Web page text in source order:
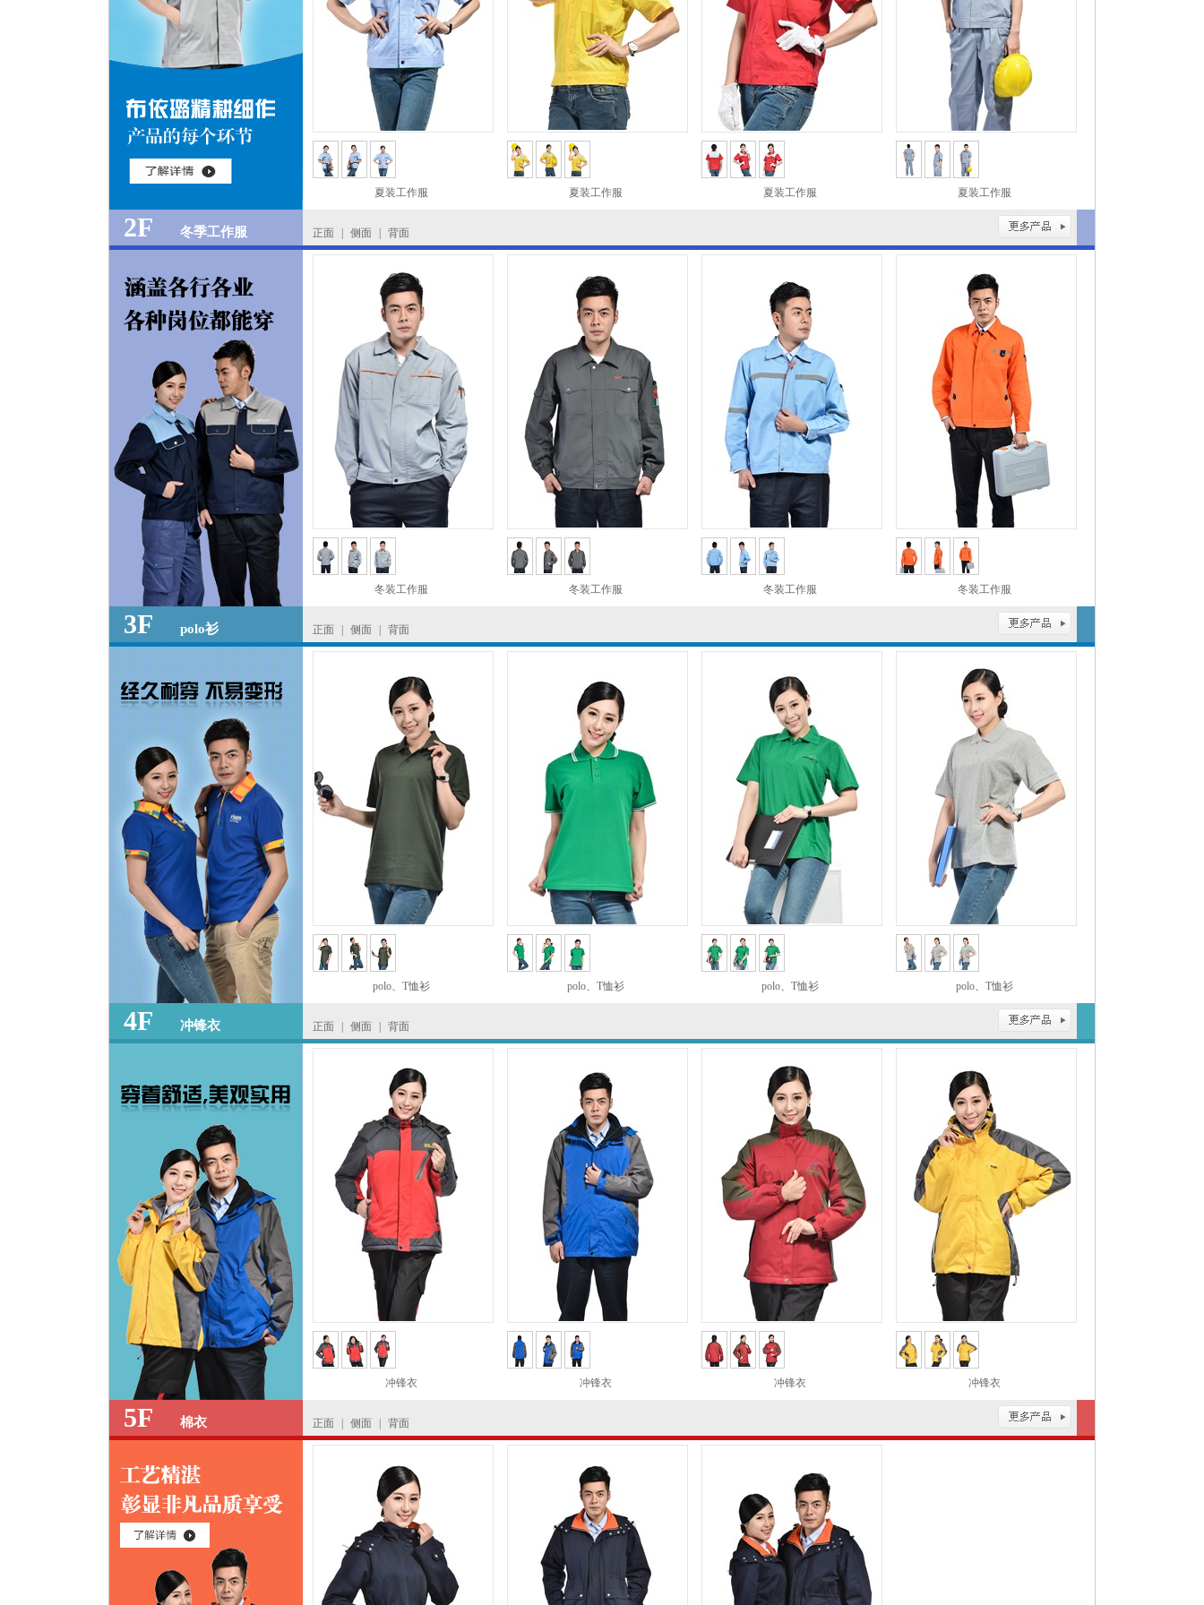
夏装工作服 夏装工作服 夏装工作服 夏装工作服
2F 冬季工作服 正面 侧面 背面
冬装工作服 冬装工作服 冬装工作服 冬装工作服
3F polo衫 正面 侧面 背面
polo、T恤衫 polo、T恤衫 polo、T恤衫 polo、T恤衫
4F 冲锋衣 正面 侧面 背面
冲锋衣 冲锋衣 冲锋衣 冲锋衣
5F 棉衣 正面 侧面 背面